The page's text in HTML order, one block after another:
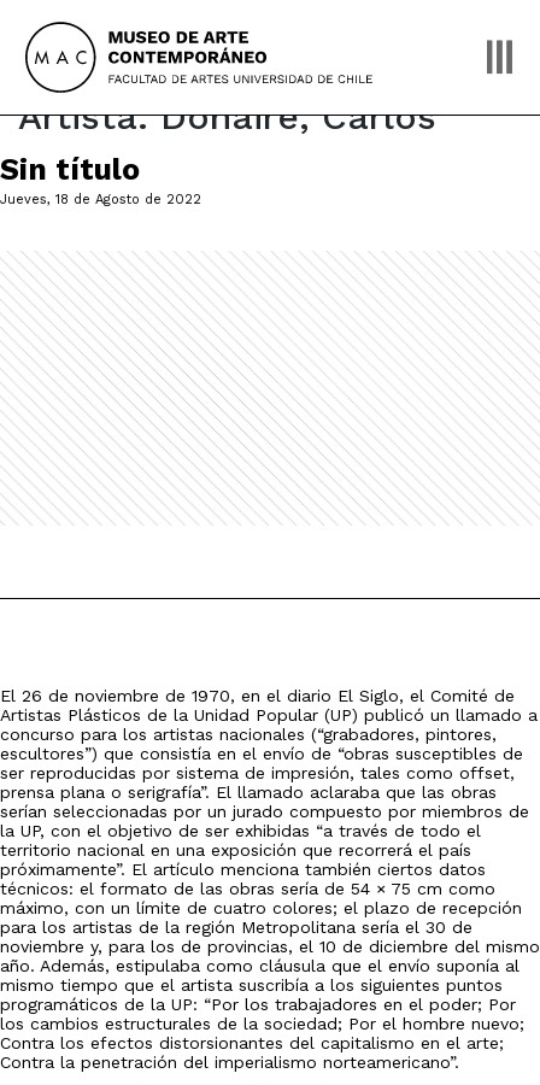
content
Artista:Donaire, Carlos
Sin título
Jueves, 18 de Agosto de 2022
El 26 de noviembre de 1970, en el diario El Siglo, el Comité de
Artistas Plásticos de la Unidad Popular (UP) publicó un llamado a
concurso para los artistas nacionales (“grabadores, pintores,
escultores”) que consistía en el envío de “obras susceptibles de
ser reproducidas por sistema de impresión, tales como offset,
prensa plana o serigrafía”. El llamado aclaraba que las obras
serían seleccionadas por un jurado compuesto por miembros de
la UP, con el objetivo de ser exhibidas “a través de todo el
territorio nacional en una exposición que recorrerá el país
próximamente”. El artículo menciona también ciertos datos
técnicos: el formato de las obras sería de 54 × 75 cm como
máximo, con un límite de cuatro colores; el plazo de recepción
para los artistas de la región Metropolitana sería el 30 de
noviembre y, para los de provincias, el 10 de diciembre del mismo
año. Además, estipulaba como cláusula que el envío suponía al
mismo tiempo que el artista suscribía a los siguientes puntos
programáticos de la UP: “Por los trabajadores en el poder; Por
los cambios estructurales de la sociedad; Por el hombre nuevo;
Contra los efectos distorsionantes del capitalismo en el arte;
Contra la penetración del imperialismo norteamericano”.